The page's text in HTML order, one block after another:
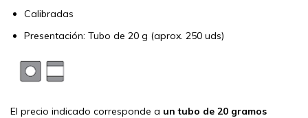
Calibradas
Presentación: Tubo de 20 g (aprox. 250 uds)
El precio indicado corresponde a un tubo de 20 gramos